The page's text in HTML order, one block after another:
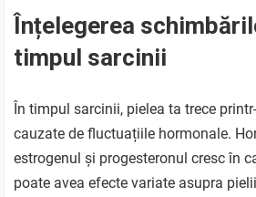
Înțelegerea
timpul sarcinii
În timpul sarcinii, pielea ta trece
cauzate de fluctuațiile hormonale.
estrogenul și progesteronul cresc în
poate avea efecte variate asupra